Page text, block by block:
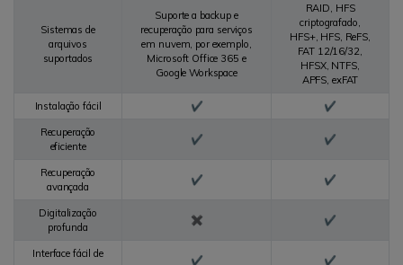
Sistemas de
arquivos
suportados
Suporte a backup e
recuperação para serviços
em nuvem, por exemplo,
Microsoft Office 365 e
Google Workspace
RAID, HFS
criptografado,
HFS+, HFS, ReFS,
FAT 12/16/32,
HFSX, NTFS,
APFS, exFAT
Instalação fácil ✔ ✔
Recuperação
eficiente
✔ ✔
Recuperação
avançada
✔ ✔
Digitalização
profunda
✖ ✔
Interface fácil de
✔ ✔